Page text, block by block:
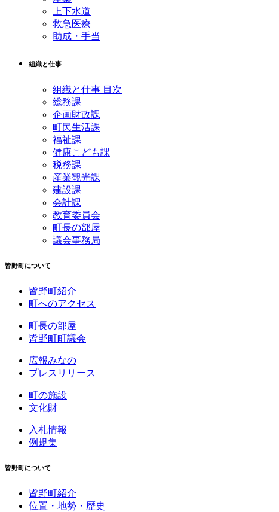
上下水道
救急医療
助成・手当
組織と仕事
組織と仕事 目次
総務課
企画財政課
町民生活課
福祉課
健康こども課
税務課
産業観光課
建設課
会計課
教育委員会
町長の部屋
議会事務局
皆野町について
皆野町紹介
町へのアクセス
町長の部屋
皆野町町議会
広報みなの
プレスリリース
町の施設
文化財
入札情報
例規集
皆野町について
皆野町紹介
位置・地勢・歴史